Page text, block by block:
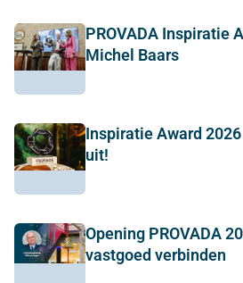
PROVADA Inspiratie
Michel Baars
Inspiratie Award
uit!
Opening PROVADA
vastgoed verbinden